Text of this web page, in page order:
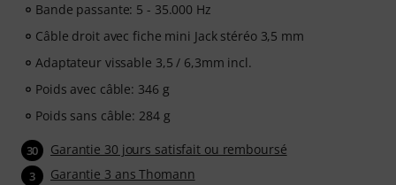
Bande passante: 5 - 35.000 Hz
Câble droit avec fiche mini Jack stéréo 3,5 mm
Adaptateur vissable 3,5 / 6,3mm incl.
Poids avec câble: 346 g
Poids sans câble: 284 g
30 Garantie 30 jours satisfait ou remboursé
3 Garantie 3 ans Thomann